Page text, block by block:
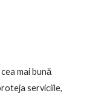
mai bună
serviciile,